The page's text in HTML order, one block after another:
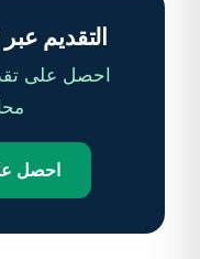
التقديم عبر DSP — البديل النشط
احصل